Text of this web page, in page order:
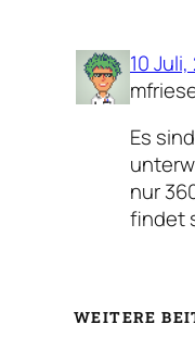
10 Juli,
Es
nur
findet
WEITERE